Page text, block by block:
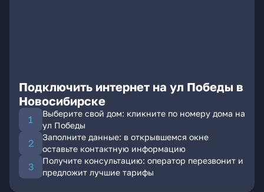
Подключить интернет на ул Победы в
Новосибирске
Выберите свой дом: кликните по номеру дома на
ул Победы
Заполните данные: в открывшемся окне
оставьте контактную информацию
Получите консультацию: оператор перезвонит и
предложит лучшие тарифы